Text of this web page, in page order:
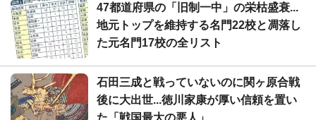
47都道府県の「旧制一中」の栄枯盛衰...
地元トップを維持する名門22校と凋落し
た元名門17校の全リスト
石田三成と戦っていないのに関ヶ原合戦
後に大出世...徳川家康が厚い信頼を置い
た「戦国最大の悪人」